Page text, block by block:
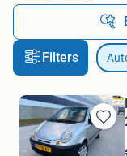
Filters
Bewaren
in